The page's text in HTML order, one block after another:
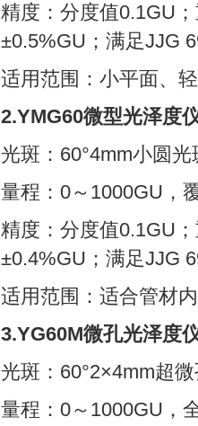
精度：分度值0.1GU
±0.5%GU；满足JJG
适用范围：小平面、
2.YMG60微型光泽度
光斑：60°4mm小圆
量程：0～1000GU，
精度：分度值0.1GU
±0.4%GU；满足JJG
适用范围：适合管材
3.YG60M微孔光泽度
光斑：60°2×4mm超
量程：0～1000GU，